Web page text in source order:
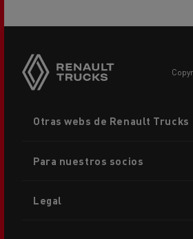
menu
Otras webs de Renault Trucks
Para nuestros socios
Legal